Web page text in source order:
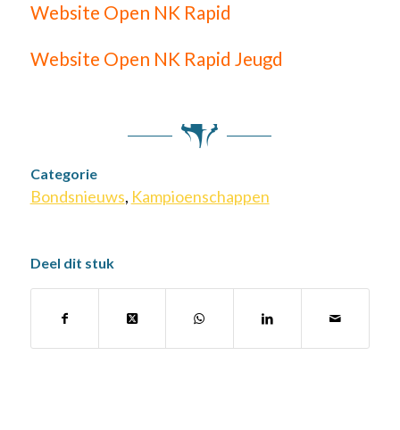
Website Open NK Rapid
Website Open NK Rapid Jeugd
Categorie
Bondsnieuws, Kampioenschappen
Deel dit stuk